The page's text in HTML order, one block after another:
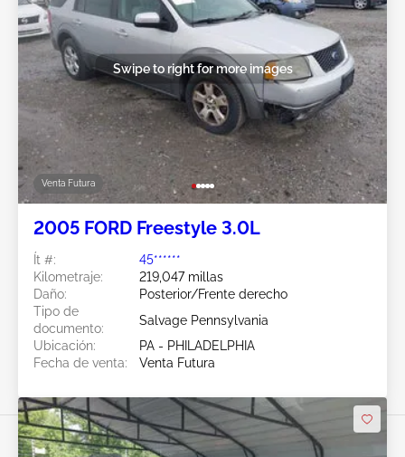
Venta Futura
Swipe to right for more images
2005 FORD Freestyle 3.0L
Ít #:
45******
Kilometraje:
219,047 millas
Daño:
Posterior/Frente derecho
Tipo de
documento:
Salvage Pennsylvania
Ubicación:
PA - PHILADELPHIA
Fecha de venta:
Venta Futura